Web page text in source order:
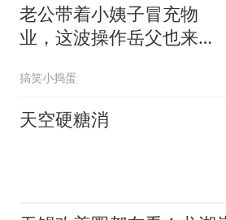
老公带着小姨子冒充物
业，这波操作岳父也来
搞笑小捣蛋
天空硬糖消